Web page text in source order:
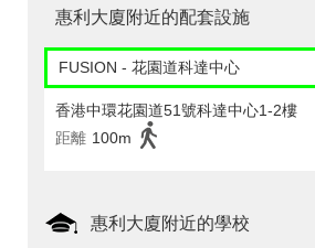
惠利大廈附近的配套設施
FUSION - 花園道科達中心
香港中環花園道51號科達中心1-2樓
距離 100m
惠利大廈附近的學校